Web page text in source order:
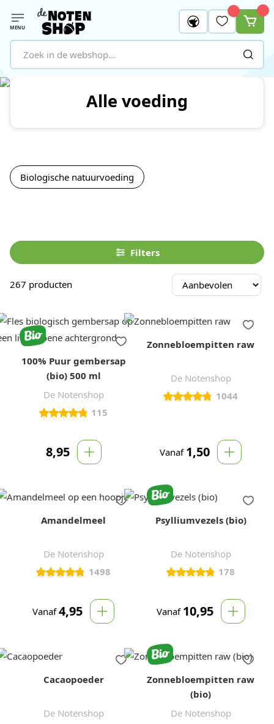
Ga naar de inhoud
MENU
Alle voeding
Biologische natuurvoeding
Filters
267 producten
100% Puur gembersap
(bio) 500 ml
De Notenshop
115
8,95
Zonnebloempitten raw
De Notenshop
1044
Vanaf 1,50
Amandelmeel
De Notenshop
1498
Vanaf 4,95
Psylliumvezels (bio)
De Notenshop
178
Vanaf 10,95
Cacaopoeder
De Notenshop
Zonnebloempitten raw
(bio)
De Notenshop